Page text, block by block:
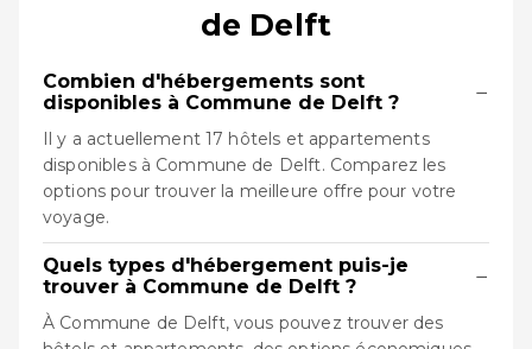
de Delft
Combien d'hébergements sont
disponibles à Commune de Delft ?
−
Il y a actuellement 17 hôtels et appartements
disponibles à Commune de Delft. Comparez les
options pour trouver la meilleure offre pour votre
voyage.
Quels types d'hébergement puis-je
trouver à Commune de Delft ?
−
À Commune de Delft, vous pouvez trouver des